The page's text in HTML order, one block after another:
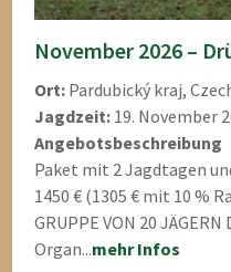
November 2026 –
Ort: Pardubický kraj,
Jagdzeit: 19. November
Angebotsbeschreibung
Paket mit 2 Jagdtagen
1450 € (1305 € mit 10 %
GRUPPE VON 20
Organ...mehr Infos